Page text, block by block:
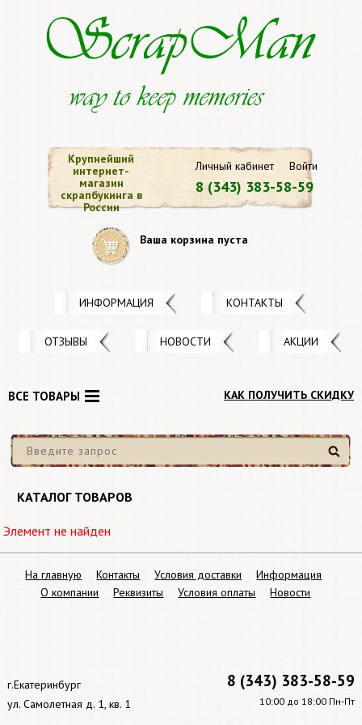
Личный кабинет Войти
8 (343) 383-58-59
Крупнейший
интернет-
магазин
скрапбукинга в
России
Ваша корзина пуста
ИНФОРМАЦИЯ КОНТАКТЫ
ОТЗЫВЫ НОВОСТИ АКЦИИ
КАК ПОЛУЧИТЬ СКИДКУ
Найти
ВСЕ ТОВАРЫ
КАТАЛОГ ТОВАРОВ
Элемент не найден
8 (343) 383-58-59
10:00 до 18:00 Пн-Пт
г.Екатеринбург
ул. Самолетная д. 1, кв. 1
На главную Контакты Условия доставки
Информация
О компании
Реквизиты Условия оплаты Новости